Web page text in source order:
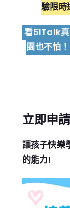
驗限時
看51Talk
園也不怕
立即申請
讓孩子快樂
的能力!